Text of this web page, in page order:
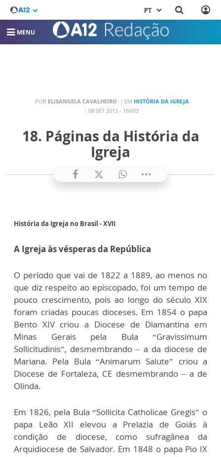
PT
MENU
POR ELISANGELA CAVALHEIRO EM HISTÓRIA DA IGREJA
08 SET 2013 - 16H03
18. Páginas da História da
Igreja
História da Igreja no Brasil - XVII
A Igreja às vésperas da República
O período que vai de 1822 a 1889, ao menos no
que diz respeito ao episcopado, foi um tempo de
pouco crescimento, pois ao longo do século XIX
foram criadas poucas dioceses. Em 1854 o papa
Bento XIV criou a Diocese de Diamantina em
Minas Gerais pela Bula “Gravissimum
Sollicitudinis”, desmembrando – a da diocese de
Mariana. Pela Bula “Animarum Salute” criou a
Diocese de Fortaleza, CE desmembrando – a de
Olinda.
Em 1826, pela Bula “Sollicita Catholicae Gregis” o
papa Leão XII elevou a Prelazia de Goiás à
condição de diocese, como sufragânea da
Arquidiocese de Salvador. Em 1848 o papa Pio IX